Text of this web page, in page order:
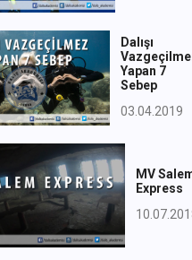
Dalışı
Yapan 7
Sebep
03.04.2019
MV
Express